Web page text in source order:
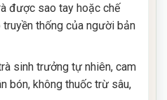
được sao tay hoặc chế
thống của người bản
sinh trưởng tự nhiên, cam
bón, không thuốc trừ sâu,